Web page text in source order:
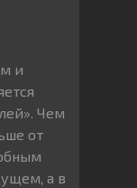
и
Чем
от
а в